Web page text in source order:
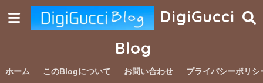
DigiGucci
Blog
ホーム このBlogについて お問い合わせ プライバシーポリシ